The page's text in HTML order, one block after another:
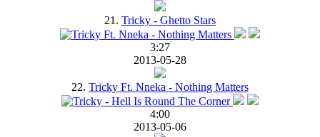
21. Tricky - Ghetto Stars
3:27
2013-05-28
22. Tricky Ft. Nneka - Nothing Matters
4:00
2013-05-06